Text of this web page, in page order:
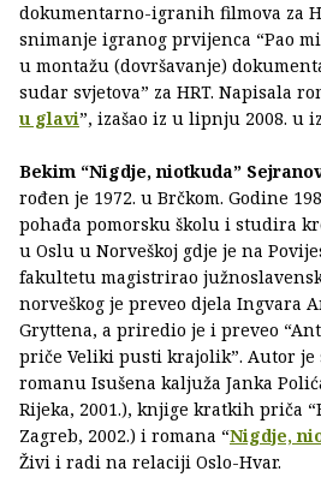
dokumentarno-igranih filmova za
snimanje igranog prvijenca “Pao
u montažu (dovršavanje)
sudar svjetova” za HRT. Napisala
u glavi”, izašao iz u lipnju 2008. u
Bekim “Nigdje, niotkuda”
rođen je 1972. u Brčkom. Godine
pohađa pomorsku školu i studira
u Oslu u Norveškoj gdje je na
fakultetu magistrirao
norveškog je preveo djela Ingvara
Gryttena, a priredio je i preveo
priče Veliki pusti krajolik”. Autor
romanu Isušena kaljuža Janka
Rijeka, 2001.), knjige kratkih priča
Zagreb, 2002.) i romana “Nigdje,
Živi i radi na relaciji Oslo-Hvar.